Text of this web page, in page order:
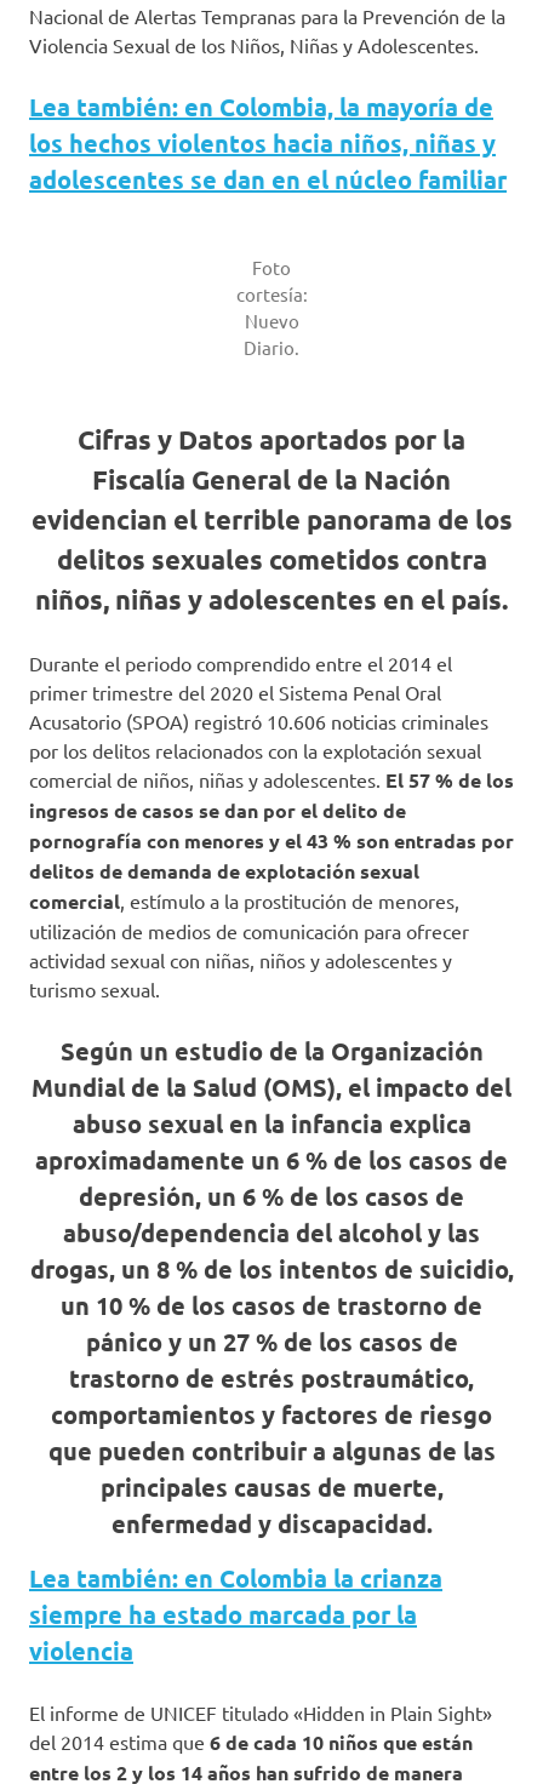
Nacional de Alertas Tempranas para la Prevención de la
Violencia Sexual de los Niños, Niñas y Adolescentes.
Lea también: en Colombia, la mayoría de
los hechos violentos hacia niños, niñas y
adolescentes se dan en el núcleo familiar
Foto
cortesía:
Nuevo
Diario.
Cifras y Datos aportados por la
Fiscalía General de la Nación
evidencian el terrible panorama de los
delitos sexuales cometidos contra
niños, niñas y adolescentes en el país.
Durante el periodo comprendido entre el 2014 el
primer trimestre del 2020 el Sistema Penal Oral
Acusatorio (SPOA) registró 10.606 noticias criminales
por los delitos relacionados con la explotación sexual
comercial de niños, niñas y adolescentes. El 57 % de los
ingresos de casos se dan por el delito de
pornografía con menores y el 43 % son entradas por
delitos de demanda de explotación sexual
comercial, estímulo a la prostitución de menores,
utilización de medios de comunicación para ofrecer
actividad sexual con niñas, niños y adolescentes y
turismo sexual.
Según un estudio de la Organización
Mundial de la Salud (OMS), el impacto del
abuso sexual en la infancia explica
aproximadamente un 6 % de los casos de
depresión, un 6 % de los casos de
abuso/dependencia del alcohol y las
drogas, un 8 % de los intentos de suicidio,
un 10 % de los casos de trastorno de
pánico y un 27 % de los casos de
trastorno de estrés postraumático,
comportamientos y factores de riesgo
que pueden contribuir a algunas de las
principales causas de muerte,
enfermedad y discapacidad.
Lea también: en Colombia la crianza
siempre ha estado marcada por la
violencia
El informe de UNICEF titulado «Hidden in Plain Sight»
del 2014 estima que 6 de cada 10 niños que están
entre los 2 y los 14 años han sufrido de manera